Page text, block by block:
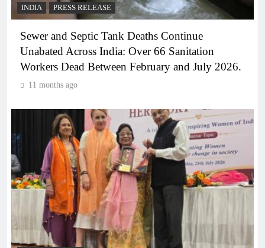
INDIA PRESS RELEASE
Sewer and Septic Tank Deaths Continue
Unabated Across India: Over 66 Sanitation
Workers Dead Between February and July 2026.
11 months ago